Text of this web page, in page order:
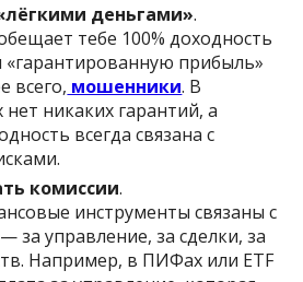
деньгами».
тебе 100% доходность
«гарантированную прибыль»
всего, мошенники. В
нет никаких гарантий, а
всегда связана с
комиссии.
инструменты связаны с
за управление, за сделки, за
Например, в ПИФах или ETF